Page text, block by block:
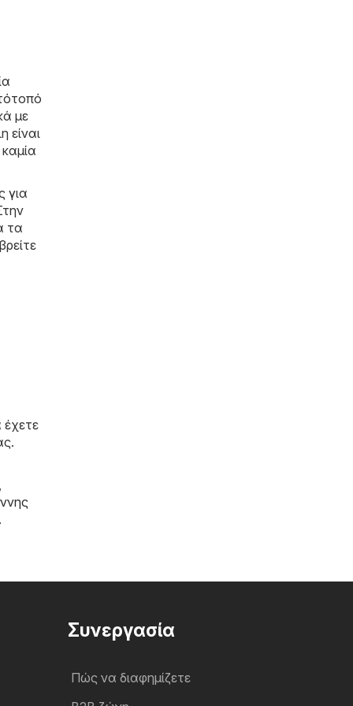
με
είναι
για
τα
.
Συνεργασία
Πώς να διαφημίζετε